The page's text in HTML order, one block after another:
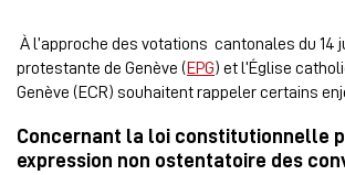
À l’approche des votations cantonales du 14
protestante de Genève (EPG) et l’Église
Genève (ECR) souhaitent rappeler certains
Concernant la loi constitutionnelle
expression non ostentatoire des